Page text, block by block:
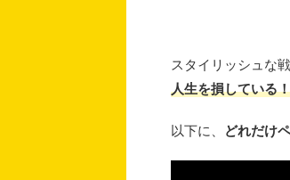
スタイリッシュな
人生を損している
以下に、 どれだけ